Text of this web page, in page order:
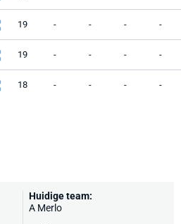
19 - - - -
19 - - - -
18 - - - -
Huidige team:
A Merlo